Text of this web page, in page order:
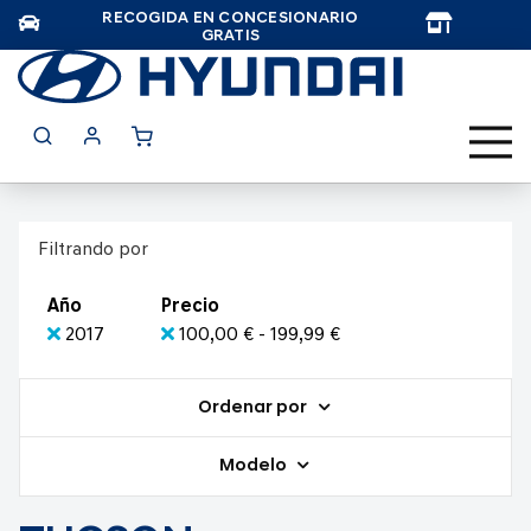
RECOGIDA EN CONCESIONARIO
GRATIS
Filtrando por
Año
2017
Precio
100,00 € - 199,99 €
Ordenar por
Modelo